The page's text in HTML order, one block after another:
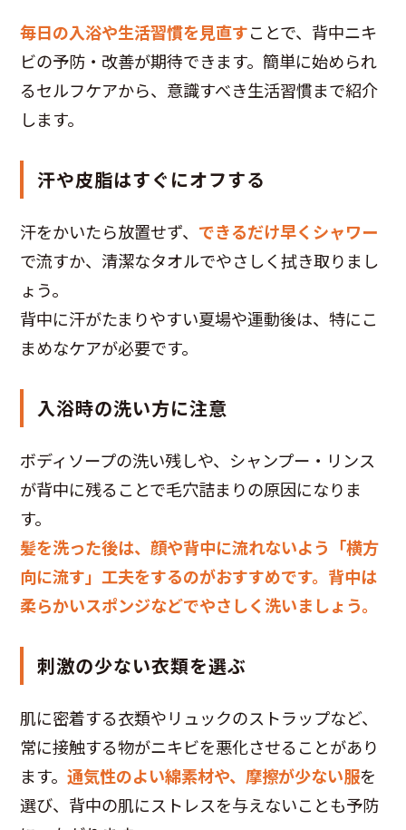
毎日の入浴や生活習慣を見直すことで、背中ニキ
ビの予防・改善が期待できます。簡単に始められ
るセルフケアから、意識すべき生活習慣まで紹介
します。
汗や皮脂はすぐにオフする
汗をかいたら放置せず、 できるだけ早くシャワー
で流すか、清潔なタオルでやさしく拭き取りまし
ょう。
背中に汗がたまりやすい夏場や運動後は、特にこ
まめなケアが必要です。
入浴時の洗い方に注意
ボディソープの洗い残しや、シャンプー・リンス
が背中に残ることで毛穴詰まりの原因になりま
す。
髪を洗った後は、顔や背中に流れないよう「横方
向に流す」工夫をするのがおすすめです。背中は
柔らかいスポンジなどでやさしく洗いましょう。
刺激の少ない衣類を選ぶ
肌に密着する衣類やリュックのストラップなど、
常に接触する物がニキビを悪化させることがあり
ます。通気性のよい綿素材や、摩擦が少ない服を
選び、背中の肌にストレスを与えないことも予防